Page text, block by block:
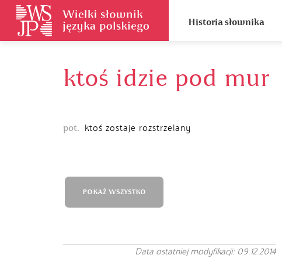
Historia słownika
ktoś idzie pod mur
pot. ktoś zostaje rozstrzelany
POKAŻ WSZYSTKO
Data ostatniej modyfikacji: 09.12.2014